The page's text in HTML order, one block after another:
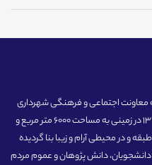
معاونت اجتماعی و فرهنگی شهرداری
منطقه یک تهران، در شمال تهران در سال 1379 در زمینی به مساحت 6000 متر مربع و
متر مربع، در دو طبقه و در محیطی آرام و زیبا بنا گردیده
دانش پژوهان و عموم مردم